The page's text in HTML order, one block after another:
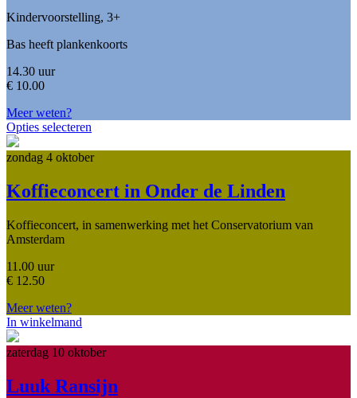
Kindervoorstelling, 3+
Bas heeft plankenkoorts
14.30 uur
€ 10.00
Meer weten?
Opties selecteren
zondag 4 oktober
Koffieconcert in Onder de Linden
Koffieconcert, in samenwerking met het Conservatorium van
Amsterdam
11.00 uur
€ 12.50
Meer weten?
In winkelmand
zaterdag 10 oktober
Luuk Ransijn